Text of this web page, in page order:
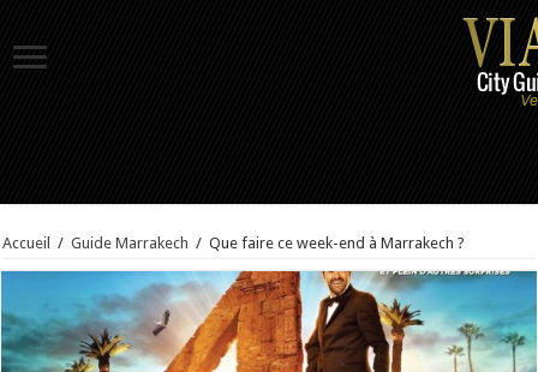
Accueil / Guide Marrakech / Que faire ce week-end à Marrakech ?